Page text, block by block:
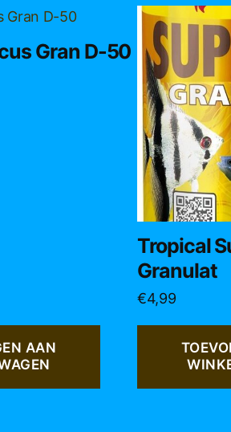
Gran D-50
AAN
Tropical
Granulat
€4,99